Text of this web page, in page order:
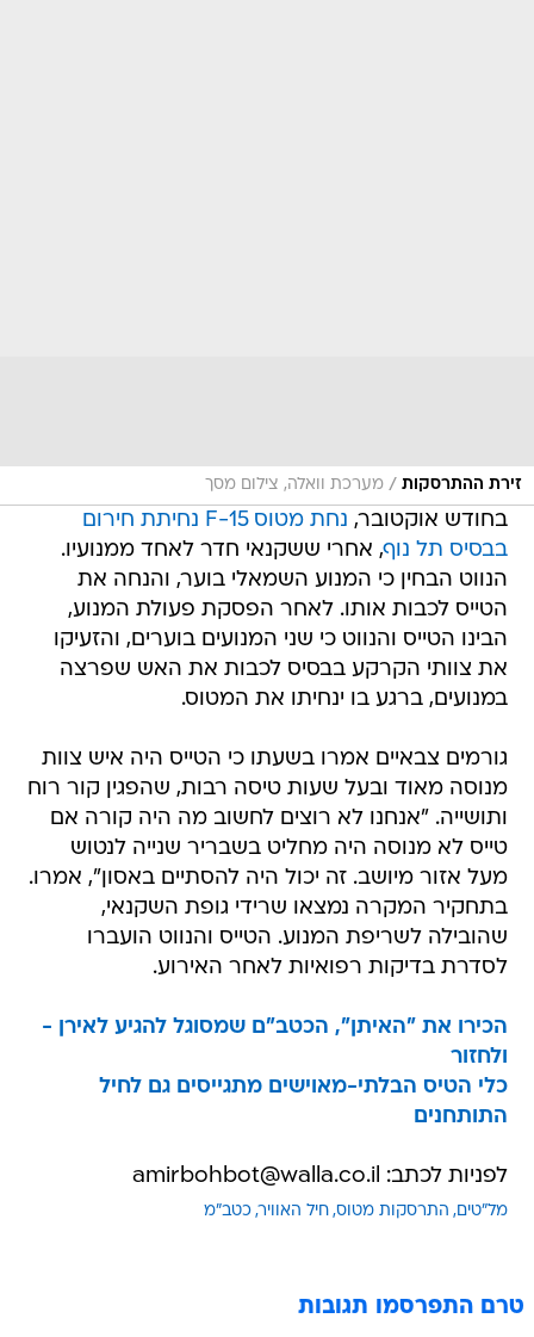
זירת ההתרסקות / מערכת וואלה, צילום מסך
בחודש אוקטובר,
נחת מטוס 15-F נחיתת חירום
בבסיס תל נוף, אחרי ששקנאי חדר לאחד ממנועיו.
הנווט הבחין כי המנוע השמאלי בוער, והנחה את
הטייס לכבות אותו. לאחר הפסקת פעולת המנוע,
הבינו הטייס והנווט כי שני המנועים בוערים, והזעיקו
את צוותי הקרקע בבסיס לכבות את האש שפרצה
במנועים, ברגע בו ינחיתו את המטוס.
גורמים צבאיים אמרו בשעתו כי הטייס היה איש צוות
מנוסה מאוד ובעל שעות טיסה רבות, שהפגין קור רוח
ותושייה. "אנחנו לא רוצים לחשוב מה היה קורה אם
טייס לא מנוסה היה מחליט בשבריר שנייה לנטוש
מעל אזור מיושב. זה יכול היה להסתיים באסון", אמרו.
בתחקיר המקרה נמצאו שרידי גופת השקנאי,
שהובילה לשריפת המנוע. הטייס והנווט הועברו
לסדרת בדיקות רפואיות לאחר האירוע.
הכירו את "האיתן", הכטב"ם שמסוגל להגיע לאירן -
ולחזור
כלי הטיס הבלתי-מאוישים מתגייסים גם לחיל
התותחנים
לפניות לכתב: amirbohbot@walla.co.il
מל"טים התרסקות מטוס חיל האוויר כטב"מ
טרם התפרסמו תגובות